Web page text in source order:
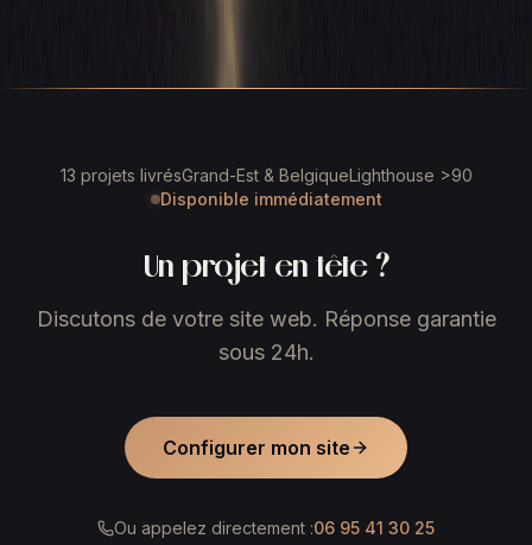
13 projets livrésGrand-Est & BelgiqueLighthouse >90
Disponible immédiatement
Un projet en tête ?
Discutons de votre site web. Réponse garantie
sous 24h.
Configurer mon site
Ou appelez directement :06 95 41 30 25